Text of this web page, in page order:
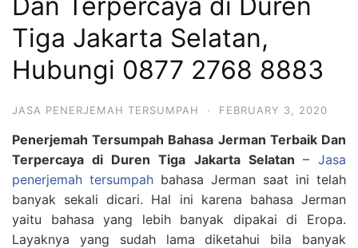
Tiga Jakarta Selatan,
Hubungi 0877 2768 8883
JASA PENERJEMAH TERSUMPAH · FEBRUARY 3, 2020
Penerjemah Tersumpah Bahasa Jerman Terbaik Dan
Terpercaya di Duren Tiga Jakarta Selatan –Jasa
penerjemah tersumpah bahasa Jerman saat ini telah
banyak sekali dicari. Hal ini karena bahasa Jerman
yaitu bahasa yang lebih banyak dipakai di Eropa.
Layaknya yang sudah lama diketahui bila banyak